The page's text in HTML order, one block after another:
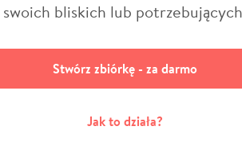
swoich bliskich lub
Stwórz zbiórkę - za darmo
Jak to działa?